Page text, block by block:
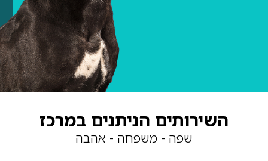
השירותים הניתנים במרכז
שפה - משפחה - אהבה